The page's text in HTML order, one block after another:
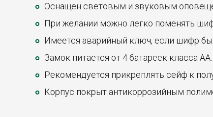
Оснащен световым и звуковым
При желании можно легко поменять
Имеется аварийный ключ, если шифр
Замок питается от 4 батареек класса АА.
Рекомендуется прикреплять сейф к
Корпус покрыт антикоррозийным